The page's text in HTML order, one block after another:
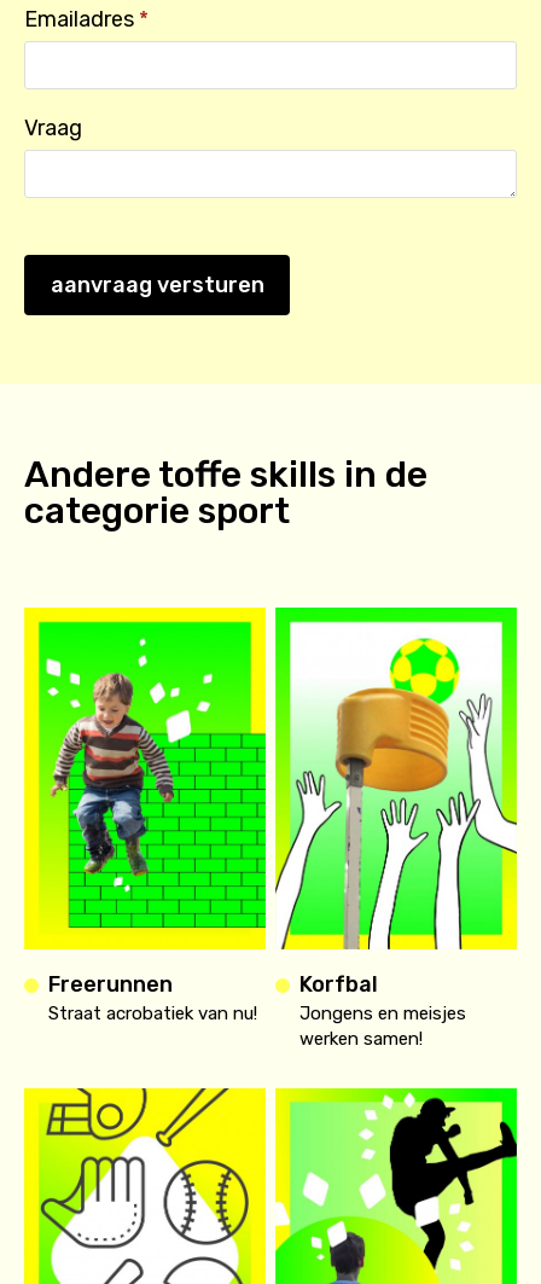
Emailadres *
Vraag
aanvraag versturen
Andere toffe skills in de
categorie sport
Freerunnen
Straat acrobatiek van nu!
Korfbal
Jongens en meisjes
werken samen!